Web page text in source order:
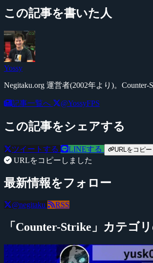
この記事を書いた人
Yossy
Negitaku.org 運営者(2002年より)。
記事一覧へ @YossyFPS
この記事をシェアする
ツイートする LINEする URLをコピー
URLをコピーしました
最新情報をフォロー
@negitaku RSS
「Counter-Strike」カテゴ